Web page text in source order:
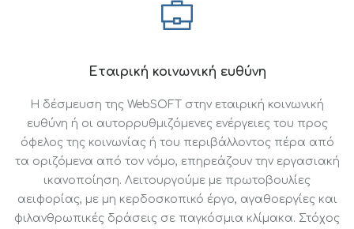
Εταιρική κοινωνική ευθύνη
Η δέσμευση της WebSOFT στην εταιρική κοινωνική
ευθύνη ή οι αυτορρυθμιζόμενες ενέργειες του προς
όφελος της κοινωνίας ή του περιβάλλοντος πέρα από
τα οριζόμενα από τον νόμο, επηρεάζουν την εργασιακή
ικανοποίηση. Λειτουργούμε με πρωτοβουλίες
αειφορίας, με μη κερδοσκοπικό έργο, αγαθοεργίες και
φιλανθρωπικές δράσεις σε παγκόσμια κλίμακα. Στόχος